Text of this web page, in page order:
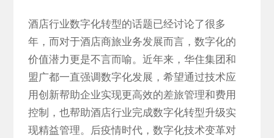
酒店行业数字化转型的话题已经讨论了很多
年，而对于酒店商旅业务发展而言，数字化的
价值潜力更是不言而喻。近年来，华住集团和
盟广都一直强调数字化发展，希望通过技术应
用创新帮助企业实现更高效的差旅管理和费用
控制，也帮助酒店行业完成数字化转型升级实
现精益管理。后疫情时代，数字化技术变革对